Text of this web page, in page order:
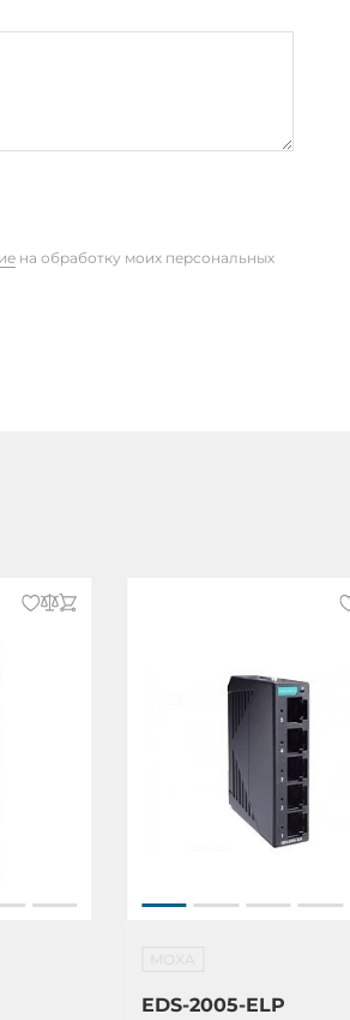
Division 2 Groups A/B/C/D, ATEX
508, EN 60950-1
6, МЭК 60068-2-27
на обработку моих персональных
EDS-2005-ELP